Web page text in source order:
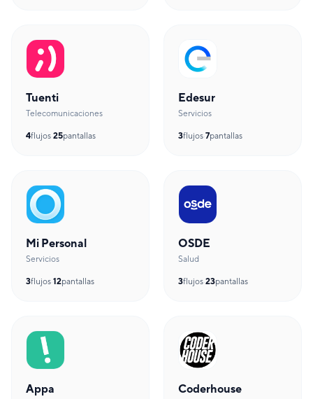
Tuenti
Telecomunicaciones
4flujos·25pantallas
Edesur
Servicios
3flujos·7pantallas
Mi Personal
Servicios
3flujos·12pantallas
OSDE
Salud
3flujos·23pantallas
Appa Coderhouse